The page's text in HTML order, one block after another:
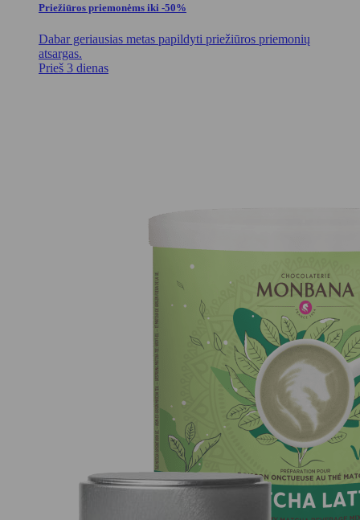
Priežiūros priemonėms iki -50%
Dabar geriausias metas papildyti priežiūros priemonių
atsargas.
Prieš 3 dienas